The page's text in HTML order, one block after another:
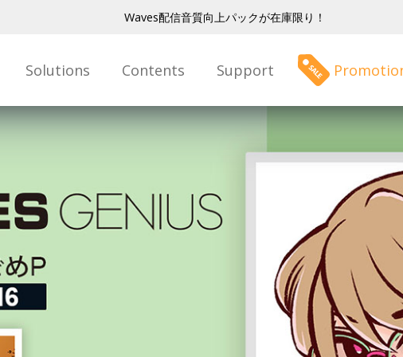
Waves配信音質向上パックが在庫限り！
Solutions Contents Support